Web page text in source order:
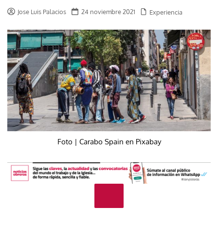
Jose Luis Palacios 24 noviembre 2021 Experiencia
Foto | Carabo Spain en Pixabay